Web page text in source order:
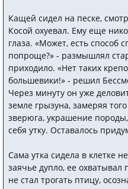
Кащей сидел на песке,
Косой охуевал. Ему еще
глаза. «Может, есть способ
попроще?» - размышлял
приходило. «Нет таких
большевики!» - решил
Через минуту он уже
земле грызуна, замеряя
зверюга, украшение
себя утку. Оставалось
Сама утка сидела в клетке
заячье дупло, ее
не стал трогать птицу,